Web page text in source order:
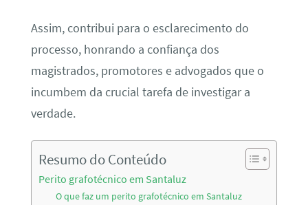
Assim, contribui para o esclarecimento do
processo, honrando a confiança dos
magistrados, promotores e advogados que o
incumbem da crucial tarefa de investigar a
verdade.
Resumo do Conteúdo
Perito grafotécnico em Santaluz
O que faz um perito grafotécnico em Santaluz